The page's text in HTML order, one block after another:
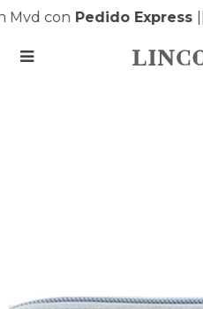
conPedido Express||
